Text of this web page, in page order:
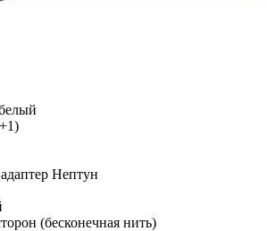
Нептун
(бесконечная нить)